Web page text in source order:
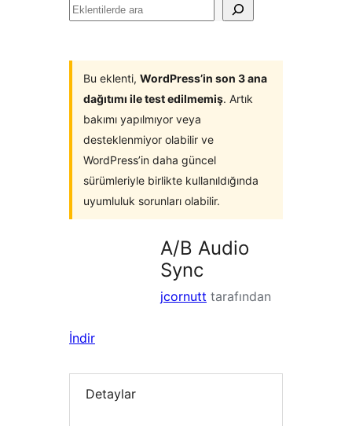
Eklentilerde
Bu eklenti, WordPress’in son 3 ana
dağıtımı ile test edilmemiş. Artık
bakımı yapılmıyor veya
desteklenmiyor olabilir ve
WordPress’in daha güncel
sürümleriyle birlikte kullanıldığında
uyumluluk sorunları olabilir.
A/B Audio
Sync
jcornutt tarafından
İndir
Detaylar